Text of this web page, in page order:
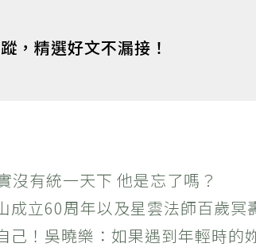
，精選好文不漏接！
有統一天下 他是忘了嗎？
立60周年以及星雲法師百歲冥
！吳曉樂：如果遇到年輕時的